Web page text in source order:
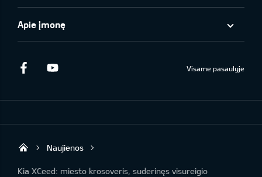
Apie įmonę
Facebook Visame pasaulyje
KIA AUTO AS
Naujienos
Kia XCeed: miesto krosoveris, suderinęs visureigio